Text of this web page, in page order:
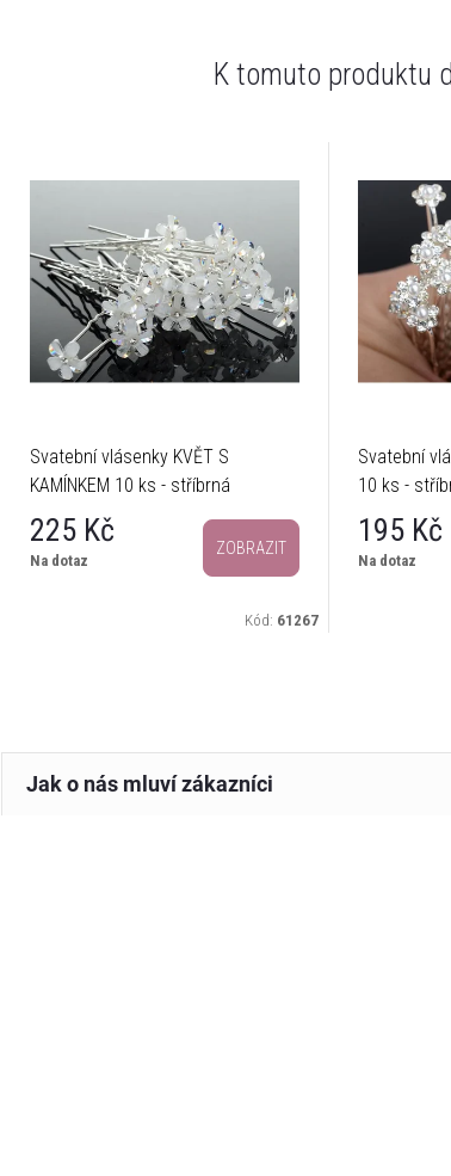
K tomuto produktu
Svatební vlásenky KVĚT S
KAMÍNKEM 10 ks - stříbrná
225 Kč
Na dotaz
ZOBRAZIT
Kód: 61267
Svatební
10 ks -
195 Kč
Na dotaz